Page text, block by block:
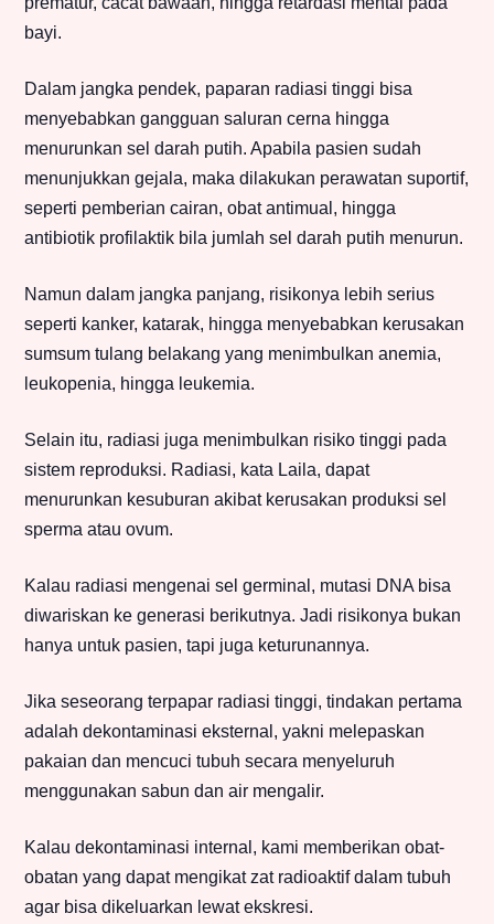
bayi.
Dalam jangka pendek, paparan radiasi tinggi bisa
menyebabkan gangguan saluran cerna hingga
menurunkan sel darah putih. Apabila pasien sudah
menunjukkan gejala, maka dilakukan perawatan suportif,
seperti pemberian cairan, obat antimual, hingga
antibiotik profilaktik bila jumlah sel darah putih menurun.
Namun dalam jangka panjang, risikonya lebih serius
seperti kanker, katarak, hingga menyebabkan kerusakan
sumsum tulang belakang yang menimbulkan anemia,
leukopenia, hingga leukemia.
Selain itu, radiasi juga menimbulkan risiko tinggi pada
sistem reproduksi. Radiasi, kata Laila, dapat
menurunkan kesuburan akibat kerusakan produksi sel
sperma atau ovum.
Kalau radiasi mengenai sel germinal, mutasi DNA bisa
diwariskan ke generasi berikutnya. Jadi risikonya bukan
hanya untuk pasien, tapi juga keturunannya.
Jika seseorang terpapar radiasi tinggi, tindakan pertama
adalah dekontaminasi eksternal, yakni melepaskan
pakaian dan mencuci tubuh secara menyeluruh
menggunakan sabun dan air mengalir.
Kalau dekontaminasi internal, kami memberikan obat-
obatan yang dapat mengikat zat radioaktif dalam tubuh
agar bisa dikeluarkan lewat ekskresi.